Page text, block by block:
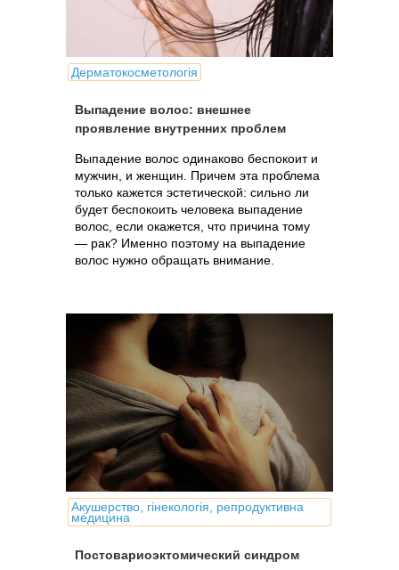
Дерматокосметологія
Выпадение волос: внешнее
проявление внутренних проблем
Выпадение волос одинаково беспокоит и
мужчин, и женщин. Причем эта проблема
только кажется эстетической: сильно ли
будет беспокоить человека выпадение
волос, если окажется, что причина тому
— рак? Именно поэтому на выпадение
волос нужно обращать внимание.
Акушерство, гінекологія, репродуктивна
медицина
Постовариоэктомический синдром